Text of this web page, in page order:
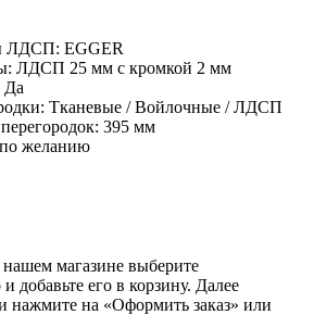
ЛДСП: EGGER
ЛДСП 25 мм с кромкой 2 мм
Да
Тканевые / Войлочные / ЛДСП
395 мм
желанию
магазине выберите
добавьте его в корзину. Далее
нажмите на «Оформить заказ» или